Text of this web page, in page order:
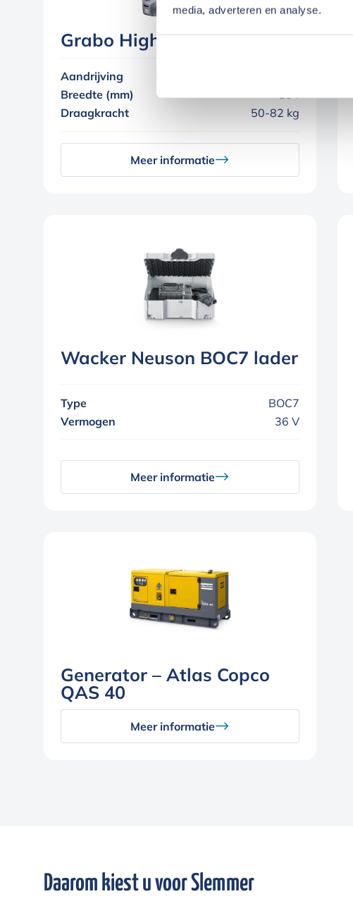
media, adverteren en analyse.
Grabo High Flow
Aandrijving
Breedte (mm)
184
Draagkracht
50-82 kg
Meer informatie
Wacker Neuson BOC7 lader
Type
BOC7
Vermogen
36 V
Meer informatie
Generator – Atlas Copco
QAS 40
Meer informatie
Daarom kiest u voor Slemmer